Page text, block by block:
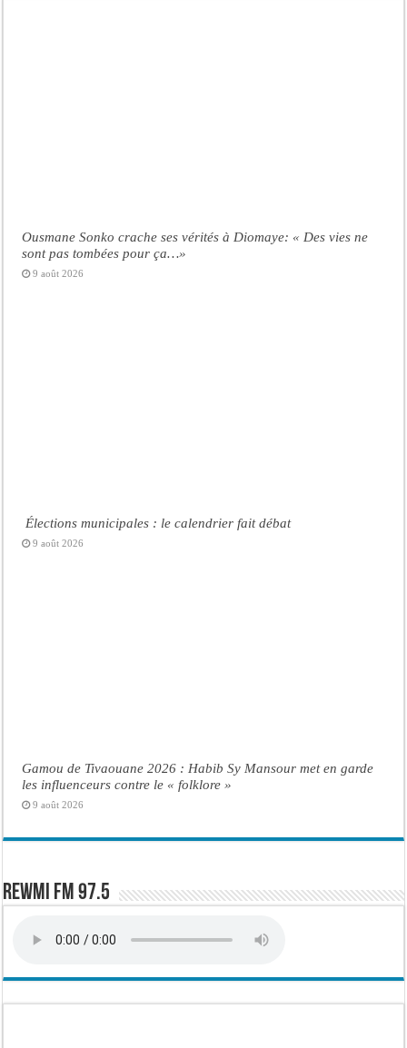
Ousmane Sonko crache ses vérités à Diomaye: « Des vies ne
sont pas tombées pour ça…»
9 août 2026
Élections municipales : le calendrier fait débat
9 août 2026
Gamou de Tivaouane 2026 : Habib Sy Mansour met en garde
les influenceurs contre le « folklore »
9 août 2026
Rewmi FM 97.5